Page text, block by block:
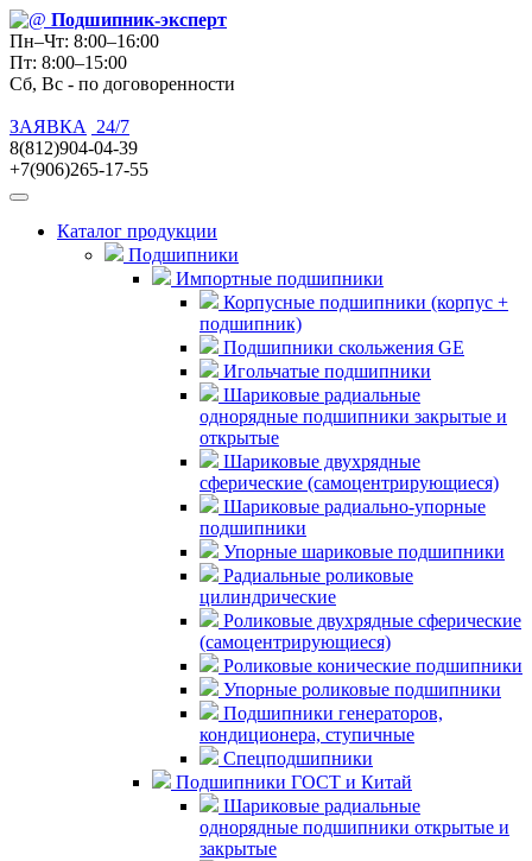
Подшипник-эксперт
Пн–Чт: 8:00–16:00
Пт: 8:00–15:00
Сб, Вс - по договоренности
ЗАЯВКА
24/7
8(812)904-04-39
+7(906)265-17-55
Каталог продукции
Подшипники
Импортные подшипники
Корпусные подшипники (корпус +
подшипник)
Подшипники скольжения GE
Игольчатые подшипники
Шариковые радиальные
однорядные подшипники закрытые и
открытые
Шариковые двухрядные
сферические (самоцентрирующиеся)
Шариковые радиально-упорные
подшипники
Упорные шариковые подшипники
Радиальные роликовые
цилиндрические
Роликовые двухрядные сферические
(самоцентрирующиеся)
Роликовые конические подшипники
Упорные роликовые подшипники
Подшипники генераторов,
кондиционера, ступичные
Спецподшипники
Подшипники ГОСТ и Китай
Шариковые радиальные
однорядные подшипники открытые и
закрытые